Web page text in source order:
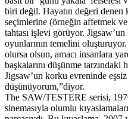
biri değil. Hayatın değeri denen
seçimlerine (örneğin affetmek
tahtası işlevi görüyor.
oyunlarının temelini
olursa olsun, amacı insanlara
başkalarını düşünme tarzındaki
Jigsaw’un korku evreninde
düşünüyorum,”diyor.
The SAW/TESTERE serisi,
sinemasıyla olumlu